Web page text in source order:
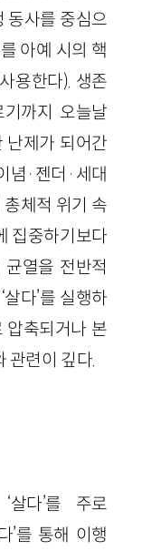
동사를 중심으
아예 시의 핵
용한다). 생존
까지 오늘날
난제가 되어간
념·젠더·세대
체적 위기 속
집중하기보다
열을 전반적
다’를 실행하
압축되거나 본
관련이 깊다.
살다’를 주로
’를 통해 이행